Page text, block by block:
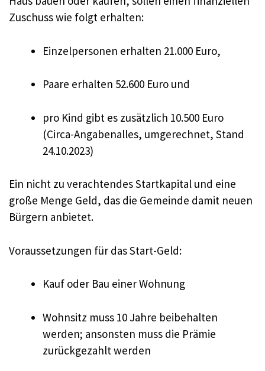
Zuschuss wie folgt erhalten:
Einzelpersonen erhalten 21.000 Euro,
Paare erhalten 52.600 Euro und
pro Kind gibt es zusätzlich 10.500 Euro
(Circa-Angabenalles, umgerechnet, Stand
24.10.2023)
Ein nicht zu verachtendes Startkapital und eine
große Menge Geld, das die Gemeinde damit neuen
Bürgern anbietet.
Voraussetzungen für das Start-Geld:
Kauf oder Bau einer Wohnung
Wohnsitz muss 10 Jahre beibehalten
werden; ansonsten muss die Prämie
zurückgezahlt werden